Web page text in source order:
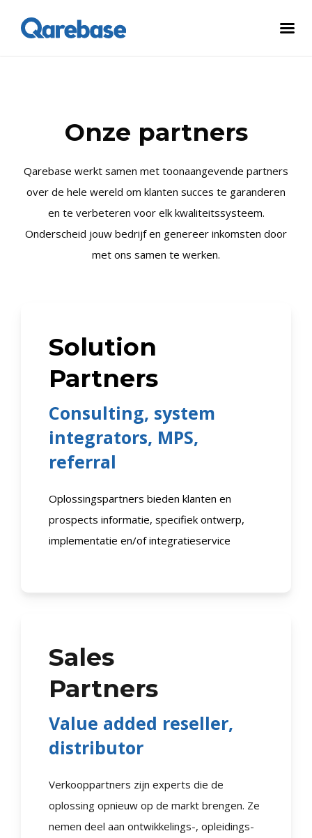
Onze partners
Qarebase werkt samen met toonaangevende partners
over de hele wereld om klanten succes te garanderen
en te verbeteren voor elk kwaliteitssysteem.
Onderscheid jouw bedrijf en genereer inkomsten door
met ons samen te werken.
Solution
Partners
Consulting, system
integrators, MPS,
referral
Oplossingspartners bieden klanten en
prospects informatie, specifiek ontwerp,
implementatie en/of integratieservice
Sales
Partners
Value added reseller,
distributor
Verkooppartners zijn experts die de
oplossing opnieuw op de markt brengen. Ze
nemen deel aan ontwikkelings-, opleidings-